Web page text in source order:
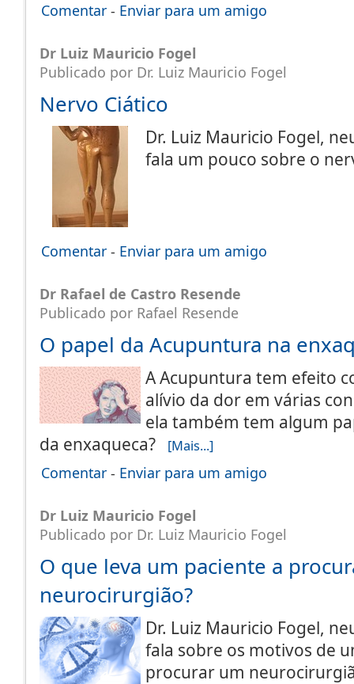
Comentar - Enviar para um amigo
Dr Luiz Mauricio Fogel
Publicado por Dr. Luiz Mauricio Fogel
Nervo Ciático
Dr. Luiz Mauricio Fogel,
fala um pouco sobre o
Comentar - Enviar para um amigo
Dr Rafael de Castro Resende
Publicado por Rafael Resende
O papel da Acupuntura na
A Acupuntura tem efeito
alívio da dor em várias
ela também tem algum
da enxaqueca?
[Mais...]
Comentar - Enviar para um amigo
Dr Luiz Mauricio Fogel
Publicado por Dr. Luiz Mauricio Fogel
O que leva um paciente a
neurocirurgião?
Dr. Luiz Mauricio Fogel,
fala sobre os motivos de
procurar um